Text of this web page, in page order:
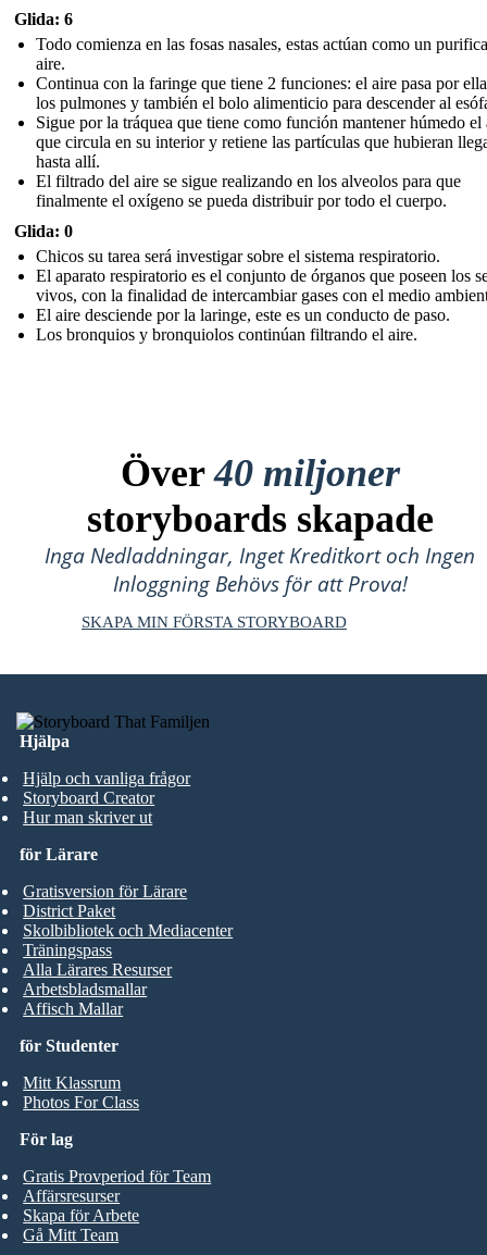
Glida: 6
Todo comienza en las fosas nasales , estas actúan como un
aire.
Continua con la faringe que tiene 2 funciones: el aire pasa por
los pulmones y también el bolo alimenticio para descender al
Sigue por la tráquea que tiene como función mantener húmedo el
que circula en su interior y retiene las partículas que hubieran
hasta allí.
El filtrado del aire se sigue realizando en los alveolos par a que
finalmente el oxígeno se pueda distribuir por todo el cuerpo.
Glida: 0
Chicos su tarea será investigar sobre el sistema respiratorio .
El aparato respiratorio es el conjunto de órganos que poseen los
vivos, con la finalidad de intercambiar gases con el medio
El aire desciende por la laringe , este es un conducto de paso.
Los bronquios y bronquiolos continúan filtrando el aire.
Över40 miljoner
storyboards skapade
Inga Nedladdningar, Inget Kreditkort och Ingen
Inloggning Behövs för att Prova!
SKAPA MIN FÖRSTA STORYBOARD
Hjälpa
Hjälp och vanliga frågor
Storyboard Creator
Hur man skriver ut
för Studenter
Mitt Klassrum
Photos For Class
för Lärare
Gratisversion för Lärare
District Paket
Skolbibliotek och Mediacenter
Träningspass
Alla Lärares Resurser
Arbetsbladsmallar
Affisch Mallar
För lag
Gratis Provperiod för Team
Affärsresurser
Skapa för Arbete
Gå Mitt Team